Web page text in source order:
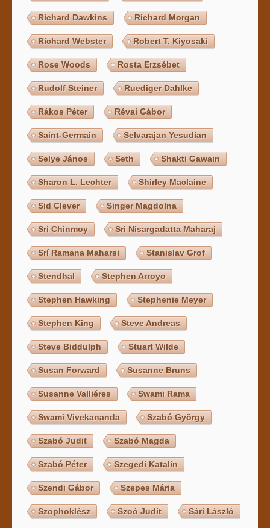
Richard Dawkins Richard Morgan
Richard Webster Robert T. Kiyosaki
Rose Woods Rosta Erzsébet
Rudolf Steiner Ruediger Dahlke
Rákos Péter Révai Gábor
Saint-Germain Selvarajan Yesudian
Selye János Seth Shakti Gawain
Sharon L. Lechter Shirley Maclaine
Sid Clever Singer Magdolna
Sri Chinmoy Sri Nisargadatta Maharaj
Srí Ramana Maharsi Stanislav Grof
Stendhal Stephen Arroyo
Stephen Hawking Stephenie Meyer
Stephen King Steve Andreas
Steve Biddulph Stuart Wilde
Susan Forward Susanne Bruns
Susanne Valliéres Swami Rama
Swami Vivekananda Szabó György
Szabó Judit Szabó Magda
Szabó Péter Szegedi Katalin
Szendi Gábor Szepes Mária
Szophoklész Szoó Judit Sári László